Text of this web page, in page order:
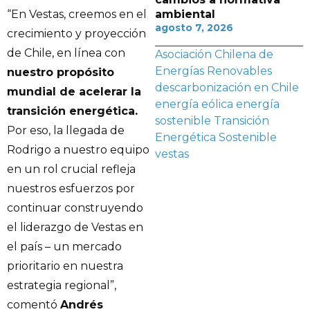
“En Vestas, creemos en el
crecimiento y proyección
de Chile, en línea con
nuestro propósito
mundial de acelerar la
transición energética.
Por eso, la llegada de
Rodrigo a nuestro equipo
en un rol crucial refleja
nuestros esfuerzos por
continuar construyendo
el liderazgo de Vestas en
el país – un mercado
prioritario en nuestra
estrategia regional”,
comentó Andrés
ambiental
agosto 7, 2026
Asociación Chilena de
Energías Renovables
descarbonización en Chile
energía eólica energía
sostenible Transición
Energética Sostenible
vestas